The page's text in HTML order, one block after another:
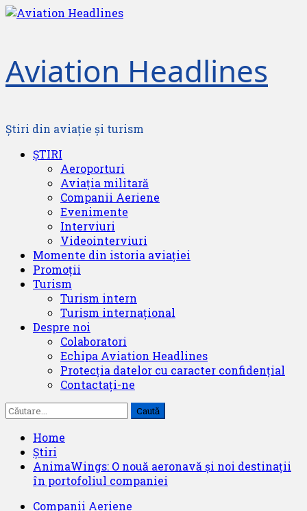
Skip
Aviation Headlines
Știri din aviație și turism
Primary
ȘTIRI
Aeroporturi
Aviația militară
Companii Aeriene
Evenimente
Interviuri
Videointerviuri
Momente din istoria aviației
Promoții
Turism
Turism intern
Turism internațional
Despre noi
Colaboratori
Echipa Aviation Headlines
Protecția datelor cu caracter confidențial
Contactați-ne
Caută
după:
Home
Știri
AnimaWings: O nouă aeronavă și noi destinații
în portofoliul companiei
Companii Aeriene